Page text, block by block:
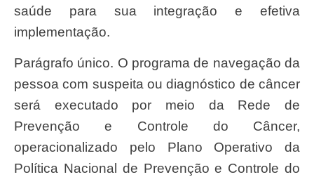
saúde para sua integração e efetiva
implementação.
Parágrafo único. O programa de navegação da
pessoa com suspeita ou diagnóstico de câncer
será executado por meio da Rede de
Prevenção e Controle do Câncer,
operacionalizado pelo Plano Operativo da
Política Nacional de Prevenção e Controle do